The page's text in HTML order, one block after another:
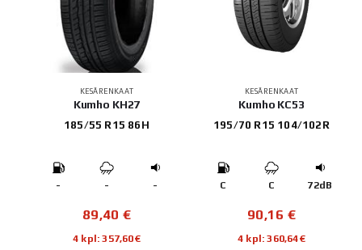
KESÄRENKAAT
Kumho KH27
185/55 R15 86H
- - -
89,40 €
4 kpl: 357,60€
KESÄRENKAAT
Kumho KC53
195/70 R15 104/102R
C C 72dB
90,16 €
4 kpl: 360,64€